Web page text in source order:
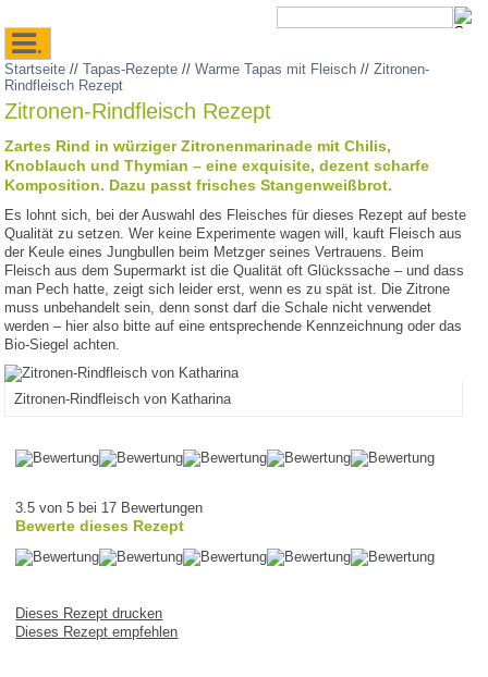
.
Startseite //Tapas-Rezepte //Warme Tapas mit Fleisch //Zitronen-
Rindfleisch Rezept
Zitronen-Rindfleisch Rezept
Zartes Rind in würziger Zitronenmarinade mit Chilis,
Knoblauch und Thymian – eine exquisite, dezent scharfe
Komposition. Dazu passt frisches Stangenweißbrot.
Es lohnt sich, bei der Auswahl des Fleisches für dieses Rezept auf beste
Qualität zu setzen. Wer keine Experimente wagen will, kauft Fleisch aus
der Keule eines Jungbullen beim Metzger seines Vertrauens. Beim
Fleisch aus dem Supermarkt ist die Qualität oft Glückssache – und dass
man Pech hatte, zeigt sich leider erst, wenn es zu spät ist. Die Zitrone
muss unbehandelt sein, denn sonst darf die Schale nicht verwendet
werden – hier also bitte auf eine entsprechende Kennzeichnung oder das
Bio-Siegel achten.
Zitronen-Rindfleisch von Katharina
3.5 von 5 bei 17 Bewertungen
Bewerte dieses Rezept
Dieses Rezept drucken
Dieses Rezept empfehlen